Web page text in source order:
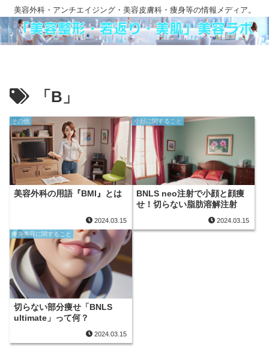
美容外科・アンチエイジング・美容皮膚科・痩身等の情報メディア。
「B」
その他
美容外科の用語『BMI』とは
2024.03.15
小顔に関すること
BNLS neo注射で小顔と顔痩
せ！切らない脂肪溶解注射
2024.03.15
痩身美容に関すること
切らない部分痩せ「BNLS
ultimate」って何？
2024.03.15